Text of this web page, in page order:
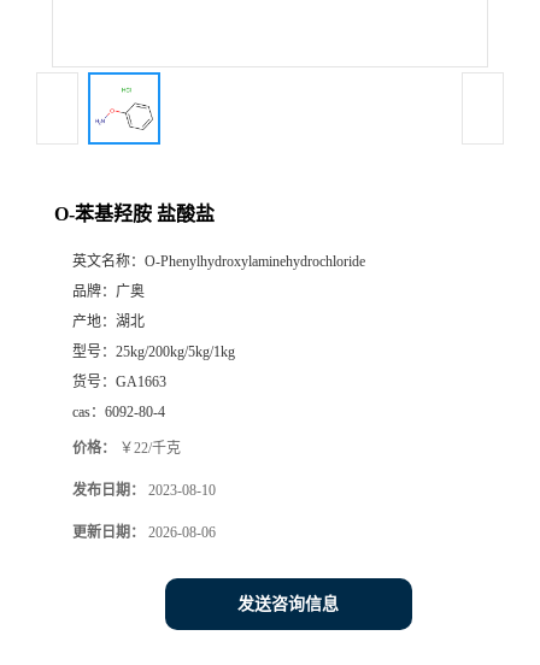
O-苯基羟胺 盐酸盐
英文名称： O-Phenylhydroxylaminehydrochloride
品牌： 广奥
产地： 湖北
型号： 25kg/200kg/5kg/1kg
货号： GA1663
cas： 6092-80-4
价格： ￥22/千克
发布日期： 2023-08-10
更新日期： 2026-08-06
发送咨询信息